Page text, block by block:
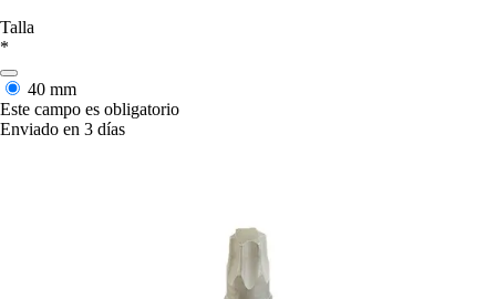
Talla
*
40 mm
Este campo es obligatorio
Enviado en 3 días